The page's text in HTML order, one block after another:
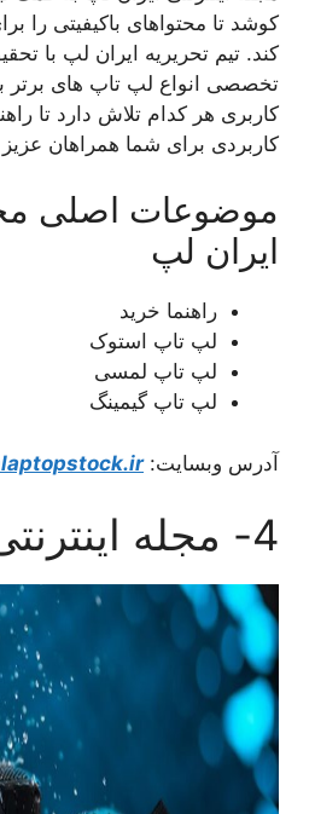
کوشد تا محتواهای باکیفیتی را
کند. تیم تحریریه ایران لپ با
تخصصی انواع لپ تاپ های
کاربری هر کدام تلاش دارد تا
کاربردی برای شما همراهان
موضوعات اصلی
ایران لپ
راهنما خرید
لپ تاپ استوک
لپ تاپ لمسی
لپ تاپ گیمینگ
آدرس وبسایت:
4- مجله اینترنتی یکتاز